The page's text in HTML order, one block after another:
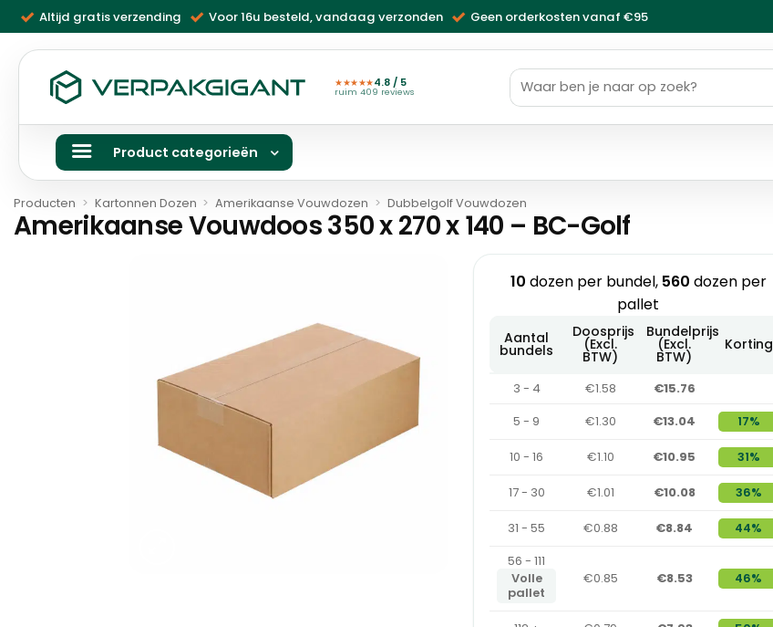
naar
inhoud
Altijd gratis verzending Voor 16u besteld, vandaag verzonden Geen orderkosten vanaf €95
★★★★★4.8 / 5
ruim 409 reviews
Zoeken
naar:
Product categorieën
Producten > Kartonnen Dozen > Amerikaanse Vouwdozen > Dubbelgolf Vouwdozen
Amerikaanse Vouwdoos 350 x 270 x 140 – BC-Golf
10 dozen per bundel, 560 dozen per
pallet
Aantal
bundels
Doosprijs
(Excl.
BTW)
Bundelprijs
(Excl.
BTW)
Korting
3 - 4 €1.58
€15.76
5 - 9
€1.30 €13.04 17%
10 - 16 €1.10 €10.95 31%
17 - 30 €1.01 €10.08 36%
31 - 55 €0.88 €8.84
44%
56 - 111
Volle
pallet
€0.85 €8.53 46%